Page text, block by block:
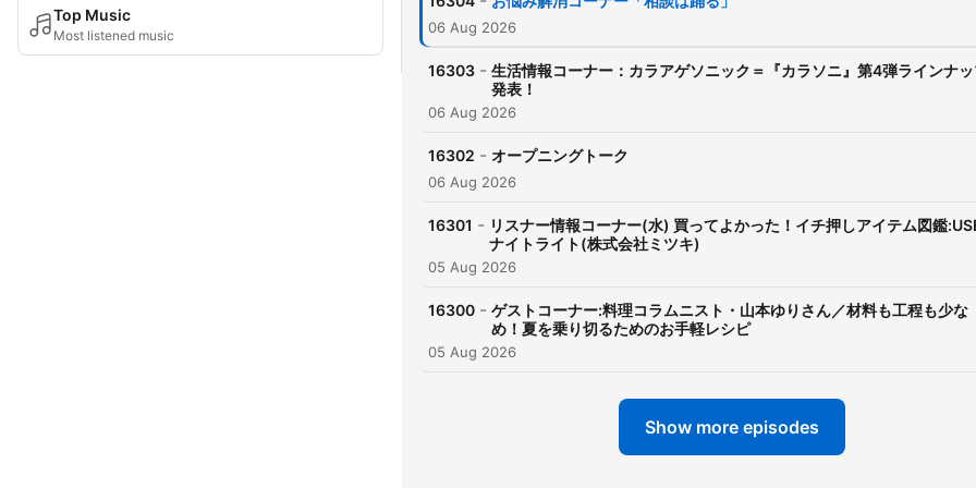
Top Music
Most listened music
す。配信期間はエピソード
に異なります。 【過去分アーカ
https://open.spotify.com/
https://open.spotify.com/
2022年
2021年
https://open.spotify.com/
https://open.spotify.com/
2019年
06 Aug 2026
16303 - 生活情報コーナー：カラアゲソニック＝『カラソニ』第4弾ラインナ
発表！
06 Aug 2026
16302 - オープニングトーク
06 Aug 2026
16301 - リスナー情報コーナー(水) 買ってよかった！イチ押しアイテム図鑑
ナイトライト(株式会社ミツキ)
05 Aug 2026
16300 - ゲストコーナー:料理コラムニスト・山本ゆりさん／材料も工程も少な
め！夏を乗り切るためのお手軽レシピ
05 Aug 2026
Show more episodes